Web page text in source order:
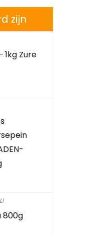
zijn
1kg Zure
800g